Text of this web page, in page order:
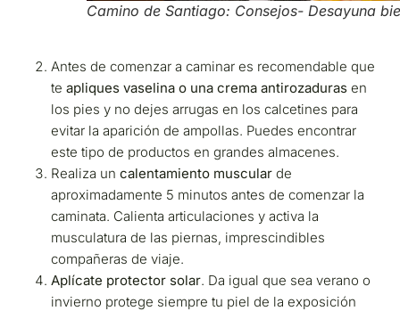
Camino de Santiago: Consejos- Desayuna
Antes de comenzar a caminar es recomendable que
teapliques vaselina o una crema antirozaduras en
los pies y no dejes arrugas en los calcetines para
evitar la aparición de ampollas. Puedes encontrar
este tipo de productos en grandes almacenes.
Realiza uncalentamiento muscular de
aproximadamente 5 minutos antes de comenzar la
caminata. Calienta articulaciones y activa la
musculatura de las piernas, imprescindibles
compañeras de viaje.
Aplícate protector solar. Da igual que sea verano o
invierno protege siempre tu piel de la exposición